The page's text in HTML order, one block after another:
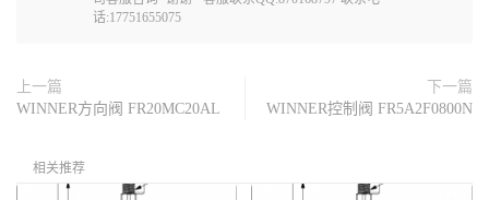
话:17751655075
上一篇
WINNER方向阀 FR20MC20AL
下一篇
WINNER控制阀 FR5A2F0800N
相关推荐